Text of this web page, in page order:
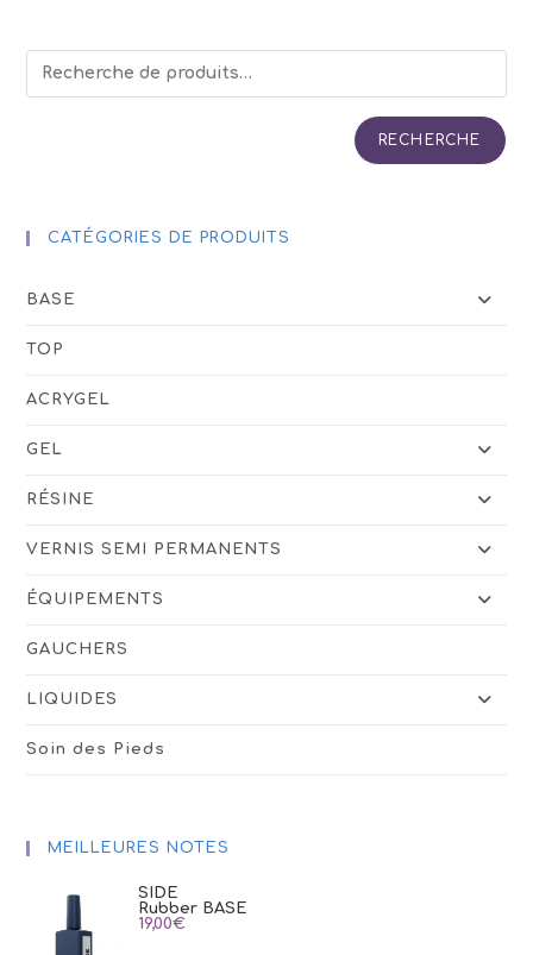
RECHERCHE
CATÉGORIES DE PRODUITS
BASE
TOP
ACRYGEL
GEL
RÉSINE
VERNIS SEMI PERMANENTS
ÉQUIPEMENTS
GAUCHERS
LIQUIDES
Soin des Pieds
MEILLEURES NOTES
SIDE
Rubber BASE
19,00€